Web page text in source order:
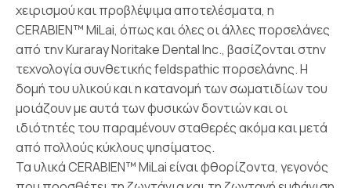
χειρισμού και προβλέψιμα αποτελέσματα, η
CERABIEN™ MiLai, όπως και όλες οι άλλες πορσελάνες
από την Kuraray Noritake Dental Inc., βασίζονται στην
τεχνολογία συνθετικής feldspathic πορσελάνης. Η
δομή του υλικού και η κατανομή των σωματιδίων του
μοιάζουν με αυτά των φυσικών δοντιών και οι
ιδιότητές του παραμένουν σταθερές ακόμα και μετά
από πολλούς κύκλους ψησίματος.
Τα υλικά CERABIEN™ MiLai είναι φθορίζοντα, γεγονός